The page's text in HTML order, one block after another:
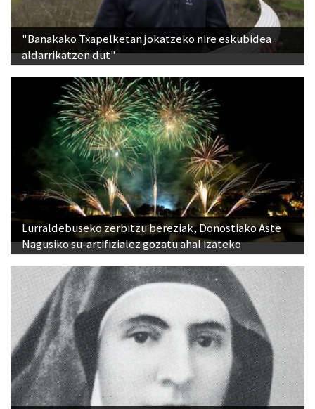
"Banakako Txapelketan jokatzeko nire eskubidea
aldarrikatzen dut"
Lurraldebuseko zerbitzu bereziak, Donostiako Aste
Nagusiko su-artifizialez gozatu ahal izateko